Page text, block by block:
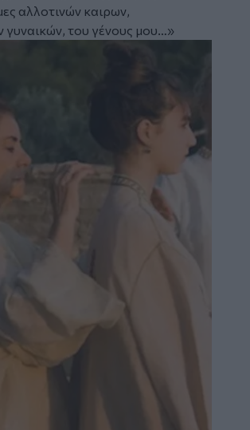
αλλοτινών καιρων,
γυναικών, του γένους μου…»